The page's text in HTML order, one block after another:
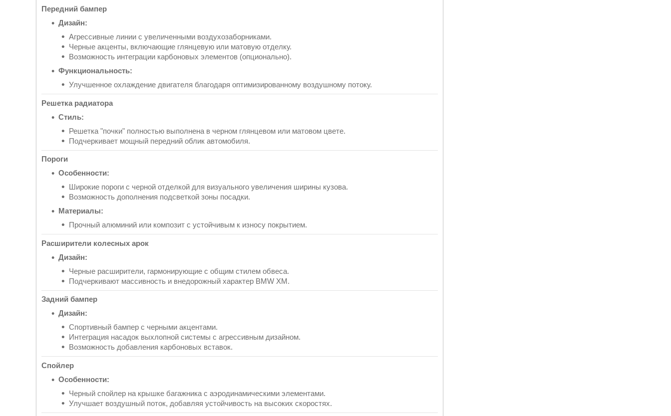
Передний бампер
Дизайн:
Агрессивные линии с увеличенными воздухозаборниками.
Черные акценты, включающие глянцевую или матовую отделку.
Возможность интеграции карбоновых элементов (опционально).
Функциональность:
Улучшенное охлаждение двигателя благодаря оптимизированному воздушному потоку.
Решетка радиатора
Стиль:
Решетка "почки" полностью выполнена в черном глянцевом или матовом цвете.
Подчеркивает мощный передний облик автомобиля.
Пороги
Особенности:
Широкие пороги с черной отделкой для визуального увеличения ширины кузова.
Возможность дополнения подсветкой зоны посадки.
Материалы:
Прочный алюминий или композит с устойчивым к износу покрытием.
Расширители колесных арок
Дизайн:
Черные расширители, гармонирующие с общим стилем обвеса.
Подчеркивают массивность и внедорожный характер BMW XM.
Задний бампер
Дизайн:
Спортивный бампер с черными акцентами.
Интеграция насадок выхлопной системы с агрессивным дизайном.
Возможность добавления карбоновых вставок.
Спойлер
Особенности:
Черный спойлер на крышке багажника с аэродинамическими элементами.
Улучшает воздушный поток, добавляя устойчивость на высоких скоростях.